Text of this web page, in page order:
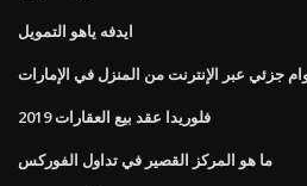
ايدفه ياهو التمويل
جزئي عبر الإنترنت من المنزل في الإمارات
فلوريدا عقد بيع العقارات 2019
ما هو المركز القصير في تداول الفوركس